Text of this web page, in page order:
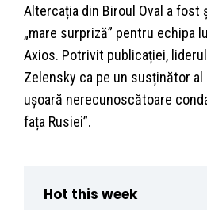
Altercația din Biroul Oval a fost
„mare surpriză” pentru echipa
Axios. Potrivit publicației,
Zelensky ca pe un susținător al
ușoară nerecunoscătoare
fața Rusiei”.
Hot this week